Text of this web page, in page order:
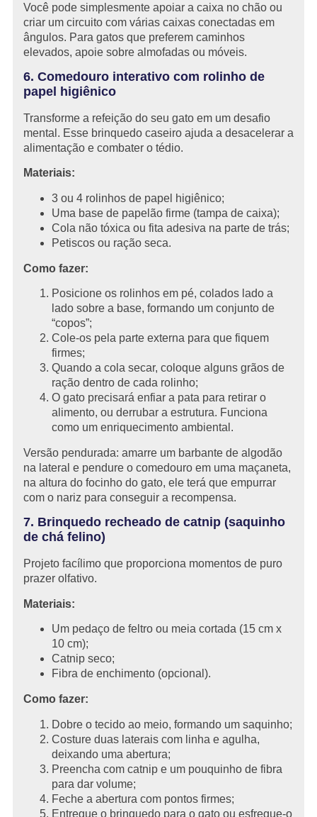
Você pode simplesmente apoiar a caixa no chão ou
criar um circuito com várias caixas conectadas em
ângulos. Para gatos que preferem caminhos
elevados, apoie sobre almofadas ou móveis.
6. Comedouro interativo com rolinho de
papel higiênico
Transforme a refeição do seu gato em um desafio
mental. Esse brinquedo caseiro ajuda a desacelerar a
alimentação e combater o tédio.
Materiais:
3 ou 4 rolinhos de papel higiênico;
Uma base de papelão firme (tampa de caixa);
Cola não tóxica ou fita adesiva na parte de trás;
Petiscos ou ração seca.
Como fazer:
Posicione os rolinhos em pé, colados lado a
lado sobre a base, formando um conjunto de
“copos”;
Cole-os pela parte externa para que fiquem
firmes;
Quando a cola secar, coloque alguns grãos de
ração dentro de cada rolinho;
O gato precisará enfiar a pata para retirar o
alimento, ou derrubar a estrutura. Funciona
como um enriquecimento ambiental.
Versão pendurada: amarre um barbante de algodão
na lateral e pendure o comedouro em uma maçaneta,
na altura do focinho do gato, ele terá que empurrar
com o nariz para conseguir a recompensa.
7. Brinquedo recheado de catnip (saquinho
de chá felino)
Projeto facílimo que proporciona momentos de puro
prazer olfativo.
Materiais:
Um pedaço de feltro ou meia cortada (15 cm x
10 cm);
Catnip seco;
Fibra de enchimento (opcional).
Como fazer:
Dobre o tecido ao meio, formando um saquinho;
Costure duas laterais com linha e agulha,
deixando uma abertura;
Preencha com catnip e um pouquinho de fibra
para dar volume;
Feche a abertura com pontos firmes;
Entregue o brinquedo para o gato ou esfregue-o